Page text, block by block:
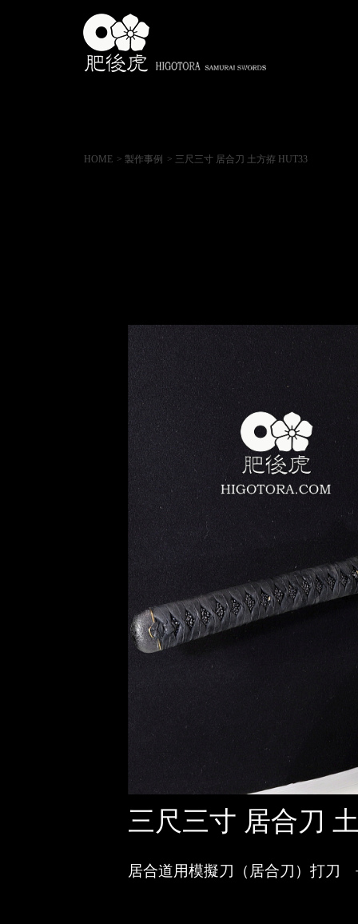
HOME > 製作事例 > 三尺三寸 居合刀 土方拵 HUT33
三尺三寸 居合刀
居合道用模擬刀（居合刀）打刀